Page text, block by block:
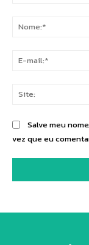
Salve meu
vez que eu